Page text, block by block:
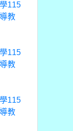
115
教
115
教
115
教